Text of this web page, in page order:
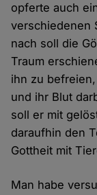
opferte auch
verschiedenen
nach soll die
Traum
ihn zu
und ihr Blut
soll er mit
daraufhin den
Gottheit mit
Man habe